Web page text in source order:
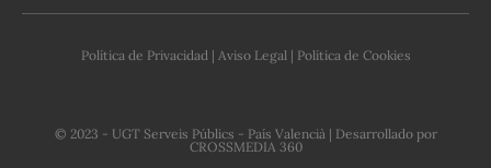
Política de Privacidad| Aviso Legal| Política de Cookies
© 2023 - UGT Serveis Públics - País Valencià | Desarrollado por
CROSSMEDIA 360